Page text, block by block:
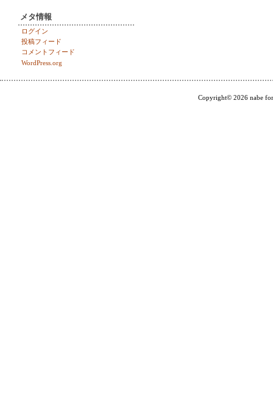
メタ情報
ログイン
投稿フィード
コメントフィード
WordPress.org
Copyright© 2026 nabe